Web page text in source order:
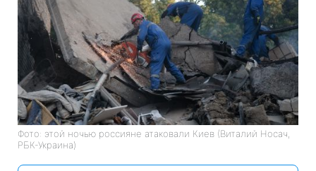
Фото: этой ночью россияне атаковали Киев (Виталий Носач,
РБК-Украина)